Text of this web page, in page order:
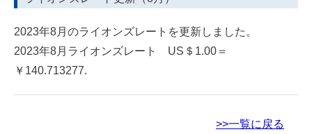
2023年8月のライオンズレートを更新しました。
2023年8月ライオンズレート US＄1.00＝
￥140.713277.
>>一覧に戻る